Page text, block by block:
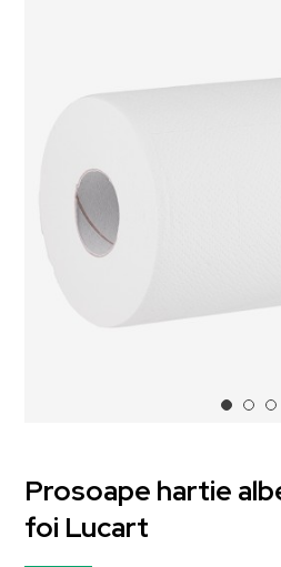
Prosoape hartie
foi Lucart